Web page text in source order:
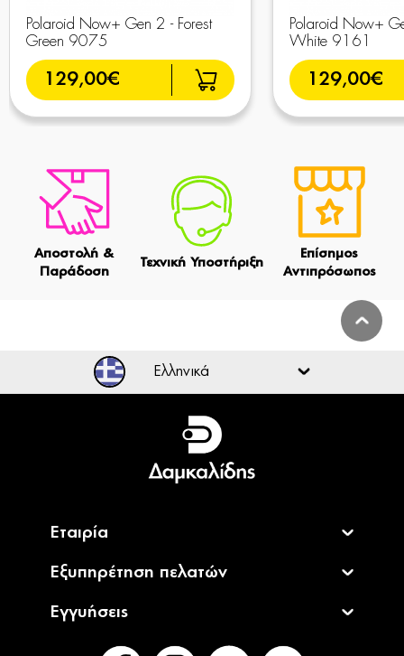
Polaroid Now+ Gen 2 - Forest
Green 9075
129,00€
Polaroid Now+
White 9161
129,00€
Αποστολή &
Παράδοση
Τεχνική Υποστήριξη
Επίσημος
Αντιπρόσωπος
Ελληνικά
Ελληνικά
English
Εταιρία
Εξυπηρέτηση πελατών
Εγγυήσεις